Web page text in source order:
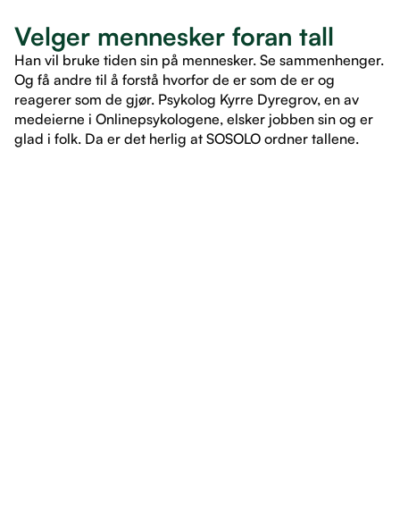
Velger mennesker foran tall
Han vil bruke tiden sin på mennesker. Se sammenhenger.
Og få andre til å forstå hvorfor de er som de er og
reagerer som de gjør. Psykolog Kyrre Dyregrov, en av
medeierne i Onlinepsykologene, elsker jobben sin og er
glad i folk. Da er det herlig at SOSOLO ordner tallene.